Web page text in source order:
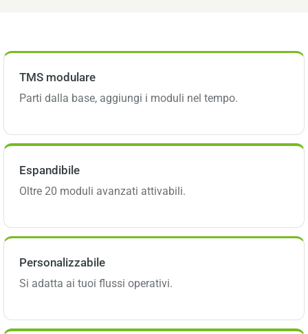
TMS modulare
Parti dalla base, aggiungi i moduli nel tempo.
Espandibile
Oltre 20 moduli avanzati attivabili.
Personalizzabile
Si adatta ai tuoi flussi operativi.